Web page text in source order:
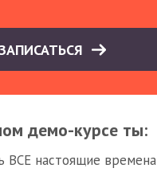
ЗАПИСАТЬСЯ
демо-курсе ты:
ВСЕ настоящие времена